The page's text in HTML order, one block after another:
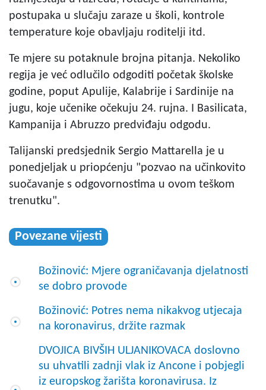
postupaka u slučaju zaraze u školi, kontrole
temperature koje obavljaju roditelji itd.
Te mjere su potaknule brojna pitanja. Nekoliko
regija je već odlučilo odgoditi početak školske
godine, poput Apulije, Kalabrije i Sardinije na
jugu, koje učenike očekuju 24. rujna. I Basilicata,
Kampanija i Abruzzo predviđaju odgodu.
Talijanski predsjednik Sergio Mattarella je u
ponedjeljak u priopćenju "pozvao na učinkovito
suočavanje s odgovornostima u ovom teškom
trenutku".
Povezane vijesti
Božinović: Mjere ograničavanja djelatnosti
se dobro provode
Božinović: Potres nema nikakvog utjecaja
na koronavirus, držite razmak
DVOJICA BIVŠIH ULJANIKOVACA doslovno
su uhvatili zadnji vlak iz Ancone i pobjegli
iz europskog žarišta koronavirusa. Iz